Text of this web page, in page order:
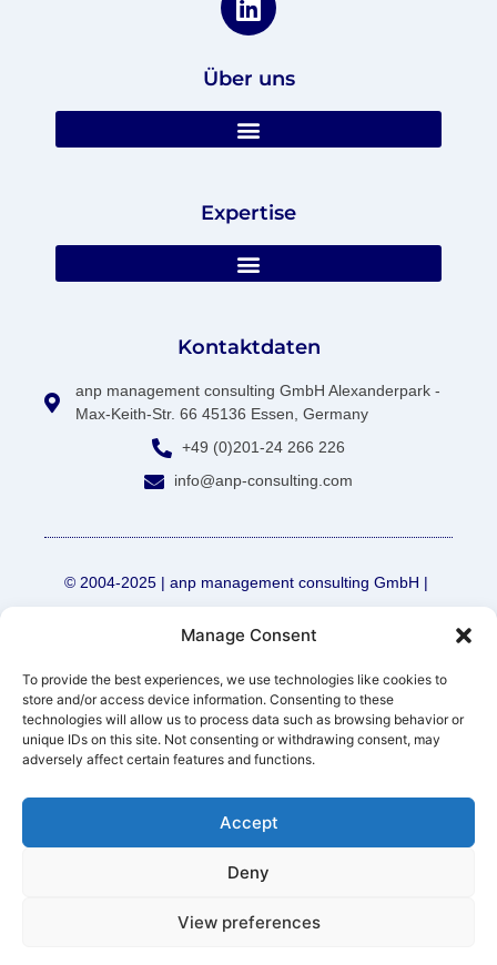
Manage Consent
To provide the best experiences, we use technologies like cookies to
store and/or access device information. Consenting to these
technologies will allow us to process data such as browsing behavior or
unique IDs on this site. Not consenting or withdrawing consent, may
adversely affect certain features and functions.
Accept
Deny
View preferences
Über uns
Expertise
Kontaktdaten
anp management consulting GmbH Alexanderpark -
Max-Keith-Str. 66 45136 Essen, Germany
+49 (0)201-24 266 226
info@anp-consulting.com
© 2004-2025 | anp management consulting GmbH |
Impressum
Rechtliche Hinweise